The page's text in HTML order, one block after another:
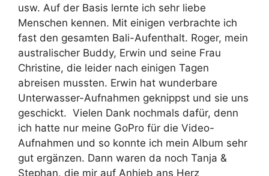
usw. Auf der Basis lernte ich sehr liebe
Menschen kennen. Mit einigen verbrachte ich
fast den gesamten Bali-Aufenthalt. Roger, mein
australischer Buddy, Erwin und seine Frau
Christine, die leider nach einigen Tagen
abreisen mussten. Erwin hat wunderbare
Unterwasser-Aufnahmen geknippst und sie uns
geschickt. Vielen Dank nochmals dafür, denn
ich hatte nur meine GoPro für die Video-
Aufnahmen und so konnte ich mein Album sehr
gut ergänzen. Dann waren da noch Tanja &
Stephan, die mir auf Anhieb ans Herz